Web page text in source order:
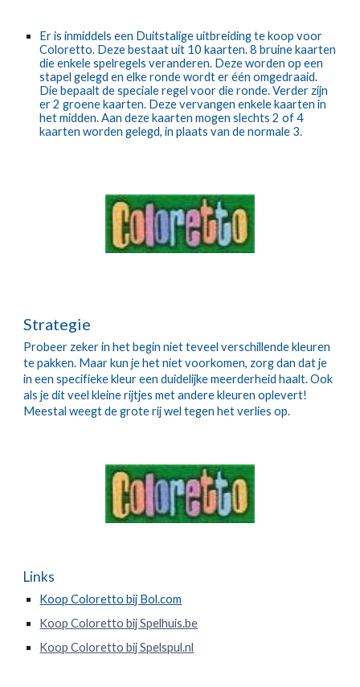
Er is inmiddels een Duitstalige uitbreiding te koop voor
Coloretto. Deze bestaat uit 10 kaarten. 8 bruine kaarten
die enkele spelregels veranderen. Deze worden op een
stapel gelegd en elke ronde wordt er één omgedraaid.
Die bepaalt de speciale regel voor die ronde. Verder zijn
er 2 groene kaarten. Deze vervangen enkele kaarten in
het midden. Aan deze kaarten mogen slechts 2 of 4
kaarten worden gelegd, in plaats van de normale 3.
Strategie
Probeer zeker in het begin niet teveel verschillende kleuren
te pakken. Maar kun je het niet voorkomen, zorg dan dat je
in een specifieke kleur een duidelijke meerderheid haalt. Ook
als je dit veel kleine rijtjes met andere kleuren oplevert!
Meestal weegt de grote rij wel tegen het verlies op.
Links
Koop Coloretto bij Bol.com
Koop Coloretto bij Spelhuis.be
Koop Coloretto bij Spelspul.nl